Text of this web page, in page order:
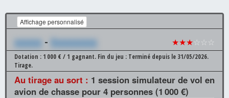
Affichage personnalisé
xxxxxx - Xxxxxxxxxx ★★★☆☆☆
Dotation : 1 000 € / 1 gagnant. Fin du jeu : Terminé depuis le 31/05/2026.
Tirage.
Au tirage au sort : 1 session simulateur de vol en
avion de chasse pour 4 personnes (1 000 €)